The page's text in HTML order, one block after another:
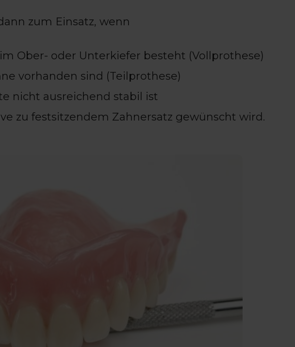
zum Einsatz, wenn
Ober- oder Unterkiefer besteht (Vollprothese)
vorhanden sind (Teilprothese)
nicht ausreichend stabil ist
zu festsitzendem Zahnersatz gewünscht wird.